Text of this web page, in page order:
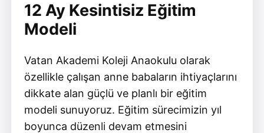
12 Ay Kesintisiz Eğitim
Modeli
Vatan Akademi Koleji Anaokulu olarak
özellikle çalışan anne babaların ihtiyaçlarını
dikkate alan güçlü ve planlı bir eğitim
modeli sunuyoruz. Eğitim sürecimizin yıl
boyunca düzenli devam etmesini